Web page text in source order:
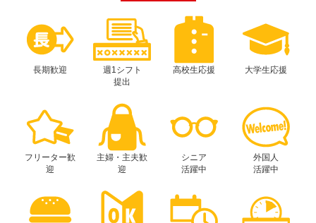
長期歓迎
週1シフト
提出
高校生応援 大学生応援
フリーター歓
迎
主婦・主夫歓
迎
シニア
活躍中
外国人
活躍中